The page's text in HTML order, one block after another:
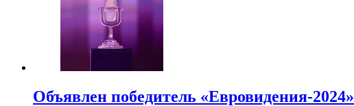
Объявлен победитель «Евровидения-2024»